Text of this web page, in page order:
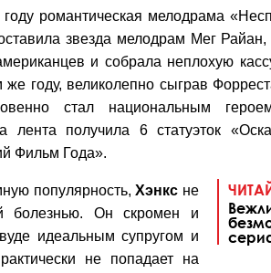
романтическая мелодрама
звезда мелодрам Мег Райан,
и собрала неплохую
же году, великолепно сыграв
стал национальным
лента получила 6 статуэток
Фильм Года».
популярность,Хэнкс не
болезнью. Он скромен и
идеальным супругом и
не попадает на